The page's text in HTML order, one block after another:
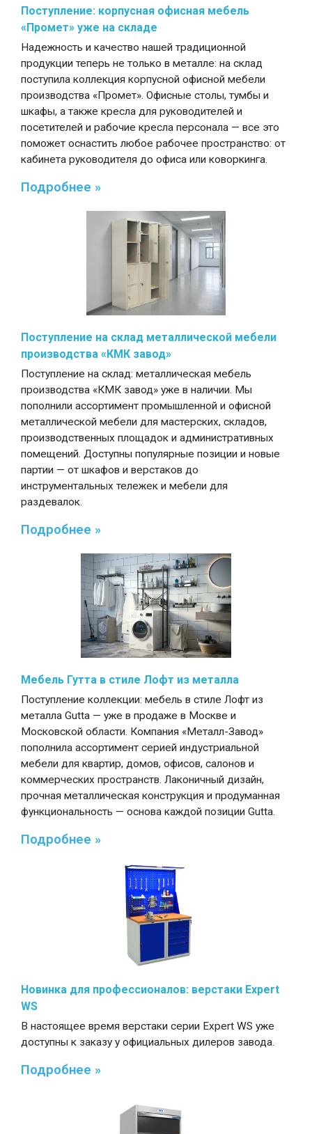
Поступление: корпусная офисная мебель
«Промет» уже на складе
Надежность и качество нашей традиционной
продукции теперь не только в металле: на склад
поступила коллекция корпусной офисной мебели
производства «Промет». Офисные столы, тумбы и
шкафы, а также кресла для руководителей и
посетителей и рабочие кресла персонала — все это
поможет оснастить любое рабочее пространство: от
кабинета руководителя до офиса или коворкинга.
Подробнее »
Поступление на склад металлической мебели
производства «КМК завод»
Поступление на склад: металлическая мебель
производства «КМК завод» уже в наличии. Мы
пополнили ассортимент промышленной и офисной
металлической мебели для мастерских, складов,
производственных площадок и административных
помещений. Доступны популярные позиции и новые
партии — от шкафов и верстаков до
инструментальных тележек и мебели для
раздевалок.
Подробнее »
Мебель Гутта в стиле Лофт из металла
Поступление коллекции: мебель в стиле Лофт из
металла Gutta — уже в продаже в Москве и
Московской области. Компания «Металл-Завод»
пополнила ассортимент серией индустриальной
мебели для квартир, домов, офисов, салонов и
коммерческих пространств. Лаконичный дизайн,
прочная металлическая конструкция и продуманная
функциональность — основа каждой позиции Gutta.
Подробнее »
Новинка для профессионалов: верстаки Expert
WS
В настоящее время верстаки серии Expert WS уже
доступны к заказу у официальных дилеров завода.
Подробнее »